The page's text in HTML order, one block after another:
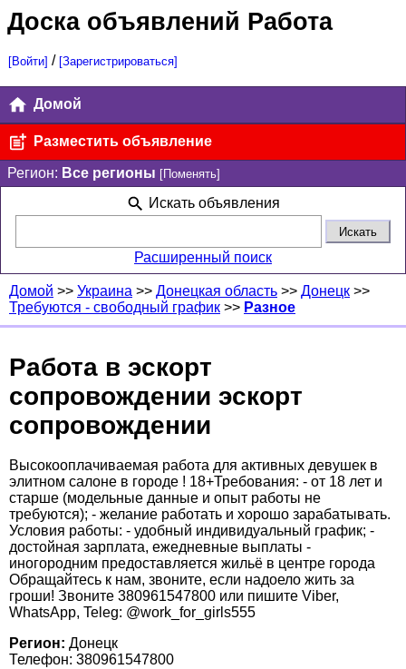
Доска объявлений Работа
[Войти] / [Зарегистрироваться]
Домой
Разместить объявление
Регион: Все регионы [Поменять]
Искать объявления
Расширенный поиск
Домой >> Украина >> Донецкая область >> Донецк >>
Требуются - свободный график >> Разное
Работа в эскорт
сопровождении эскорт
сопровождении
Высокооплачиваемая работа для активных девушек в
элитном салоне в городе ! 18+Требования: - от 18 лет и
старше (модельные данные и опыт работы не
требуются); - желание работать и хорошо зарабатывать.
Условия работы: - удобный индивидуальный график; -
достойная зарплата, ежедневные выплаты -
иногородним предоставляется жильё в центре города
Обращайтесь к нам, звоните, если надоело жить за
гроши! Звоните 380961547800 или пишите Viber,
WhatsApp, Teleg: @work_for_girls555
Регион: Донецк
Телефон: 380961547800